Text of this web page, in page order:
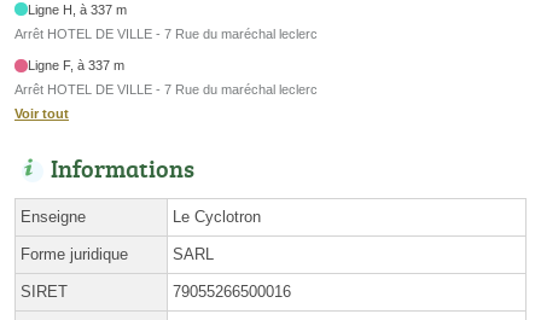
Ligne H, à 337 m
Arrêt HOTEL DE VILLE - 7 Rue du maréchal leclerc
Ligne F, à 337 m
Arrêt HOTEL DE VILLE - 7 Rue du maréchal leclerc
Voir tout
Informations
Enseigne Le Cyclotron
Forme juridique SARL
SIRET 79055266500016